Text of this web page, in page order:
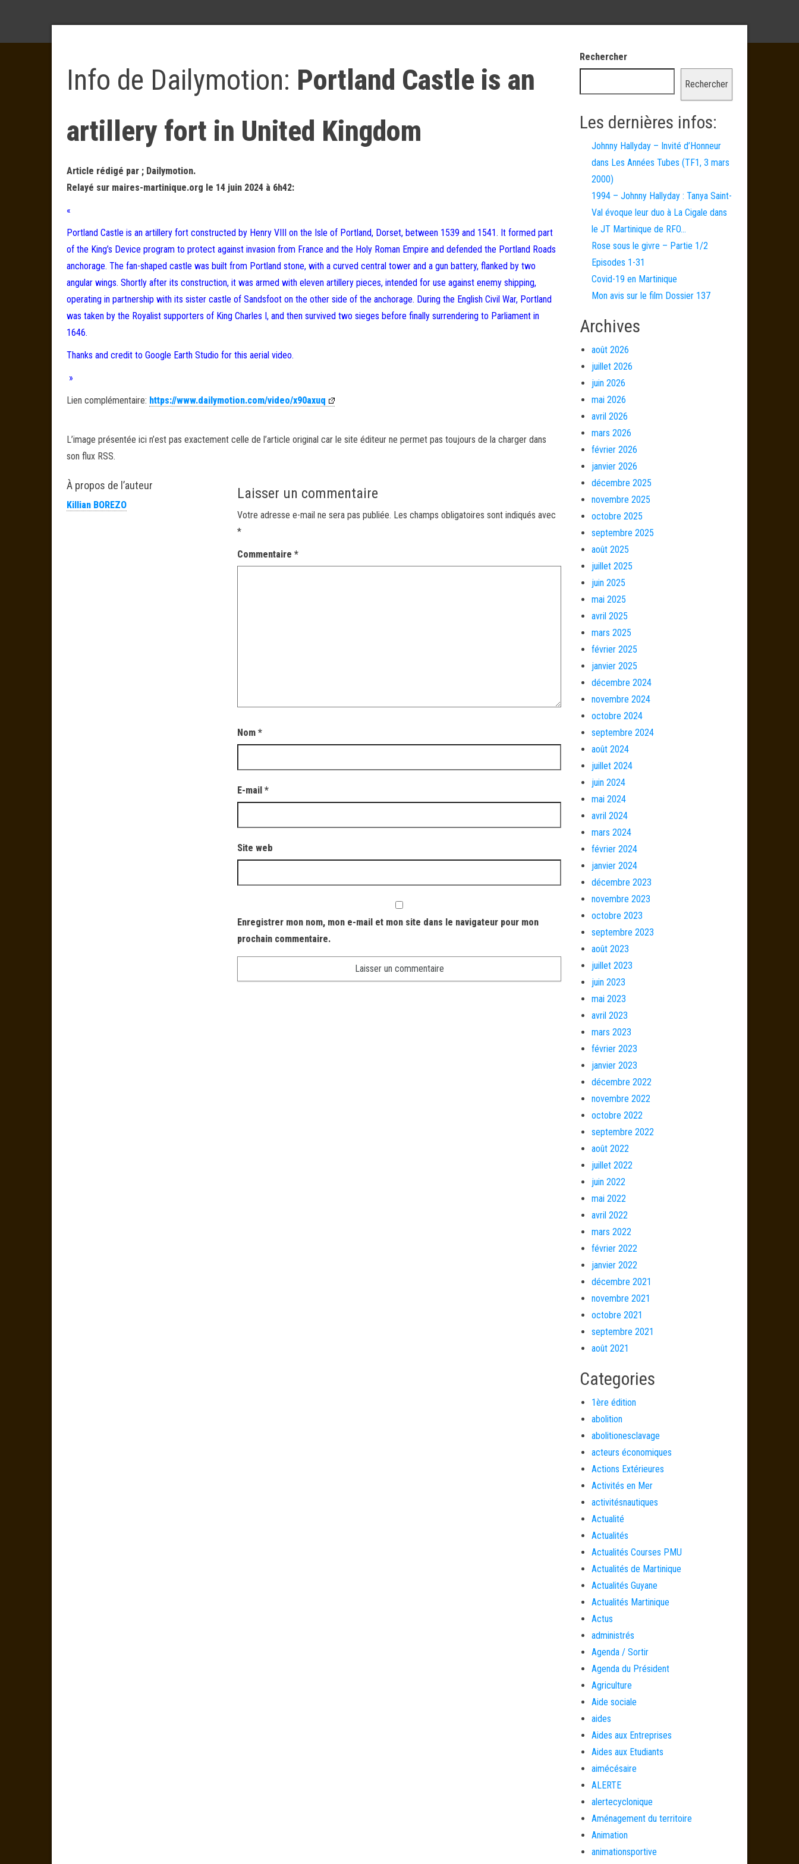
Info de Dailymotion: Portland Castle is an
artillery fort in United Kingdom
Article rédigé par ; Dailymotion.
Relayé sur maires-martinique.org le 14 juin 2024 à 6h42:
«
Portland Castle is an artillery fort constructed by Henry VIII on the Isle of Portland, Dorset, between 1539 and 1541. It formed part
of the King’s Device program to protect against invasion from France and the Holy Roman Empire and defended the Portland Roads
anchorage. The fan-shaped castle was built from Portland stone, with a curved central tower and a gun battery, flanked by two
angular wings. Shortly after its construction, it was armed with eleven artillery pieces, intended for use against enemy shipping,
operating in partnership with its sister castle of Sandsfoot on the other side of the anchorage. During the English Civil War, Portland
was taken by the Royalist supporters of King Charles I, and then survived two sieges before finally surrendering to Parliament in
1646.
Thanks and credit to Google Earth Studio for this aerial video.
»
Lien complémentaire: https://www.dailymotion.com/video/x90axuq
L’image présentée ici n’est pas exactement celle de l’article original car le site éditeur ne permet pas toujours de la charger dans
son flux RSS.
À propos de l’auteur
Killian BOREZO
Laisser un commentaire
Votre adresse e-mail ne sera pas publiée. Les champs obligatoires sont indiqués avec
*
Commentaire*
Nom*
E-mail*
Site web
Enregistrer mon nom, mon e-mail et mon site dans le navigateur pour mon
prochain commentaire.
Rechercher
Rechercher
Les dernières infos:
Johnny Hallyday – Invité d’Honneur
dans Les Années Tubes (TF1, 3 mars
2000)
1994 – Johnny Hallyday : Tanya Saint-
Val évoque leur duo à La Cigale dans
le JT Martinique de RFO…
Rose sous le givre – Partie 1/2
Episodes 1-31
Covid-19 en Martinique
Mon avis sur le film Dossier 137
Archives
août 2026
juillet 2026
juin 2026
mai 2026
avril 2026
mars 2026
février 2026
janvier 2026
décembre 2025
novembre 2025
octobre 2025
septembre 2025
août 2025
juillet 2025
juin 2025
mai 2025
avril 2025
mars 2025
février 2025
janvier 2025
décembre 2024
novembre 2024
octobre 2024
septembre 2024
août 2024
juillet 2024
juin 2024
mai 2024
avril 2024
mars 2024
février 2024
janvier 2024
décembre 2023
novembre 2023
octobre 2023
septembre 2023
août 2023
juillet 2023
juin 2023
mai 2023
avril 2023
mars 2023
février 2023
janvier 2023
décembre 2022
novembre 2022
octobre 2022
septembre 2022
août 2022
juillet 2022
juin 2022
mai 2022
avril 2022
mars 2022
février 2022
janvier 2022
décembre 2021
novembre 2021
octobre 2021
septembre 2021
août 2021
Categories
1ère édition
abolition
abolitionesclavage
acteurs économiques
Actions Extérieures
Activités en Mer
activitésnautiques
Actualité
Actualités
Actualités Courses PMU
Actualités de Martinique
Actualités Guyane
Actualités Martinique
Actus
administrés
Agenda / Sortir
Agenda du Président
Agriculture
Aide sociale
aides
Aides aux Entreprises
Aides aux Etudiants
aimécésaire
ALERTE
alertecyclonique
Aménagement du territoire
Animation
animationsportive